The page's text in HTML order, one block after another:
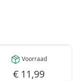
Voorraad
€ 11,99